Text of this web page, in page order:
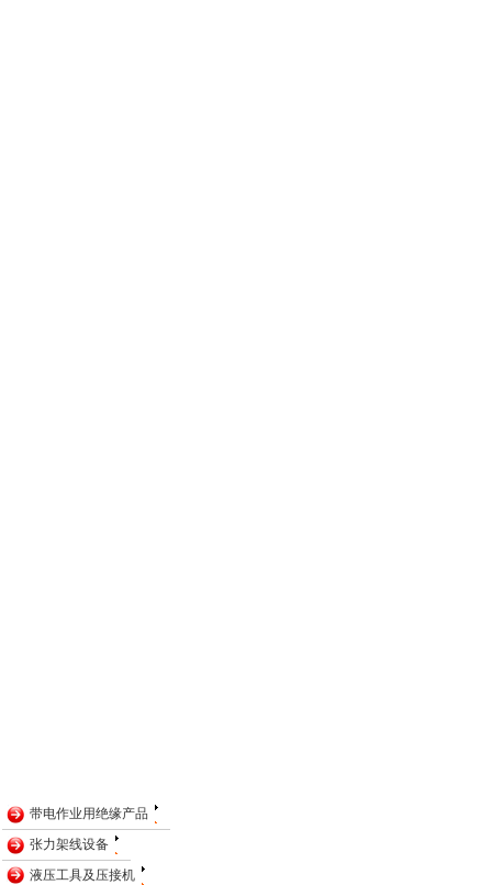
带电作业用绝缘产品
张力架线设备
液压工具及压接机